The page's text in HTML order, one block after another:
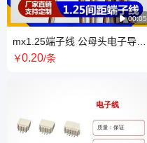
 00:05
mx1.25端子线 公母头电子导线
1.25间距空中对接 端子连接线
￥0.20/条